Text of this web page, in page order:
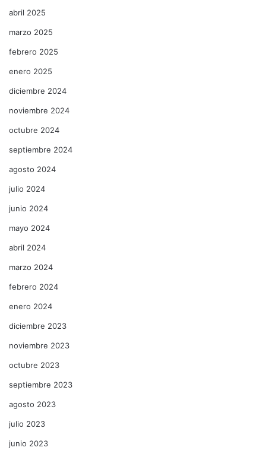
abril 2025
marzo 2025
febrero 2025
enero 2025
diciembre 2024
noviembre 2024
octubre 2024
septiembre 2024
agosto 2024
julio 2024
junio 2024
mayo 2024
abril 2024
marzo 2024
febrero 2024
enero 2024
diciembre 2023
noviembre 2023
octubre 2023
septiembre 2023
agosto 2023
julio 2023
junio 2023